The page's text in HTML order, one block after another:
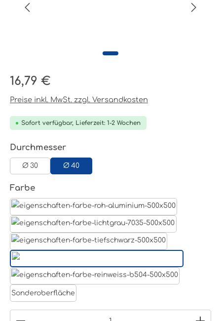
Regulärer Preis:
16,79 €
Preise inkl. MwSt. zzgl. Versandkosten
Sofort verfügbar, Lieferzeit: 1-2 Wochen
Durchmesserauswählen
Ø 30 Ø 40
Farbeauswählen
Weißaluminium- RAL 9006
Sonderoberfläche
Produkt Anzahl: Gib den gewünschten Wert